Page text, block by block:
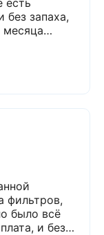
месяца
на
не
работу.
фильтров,
было всё
и без